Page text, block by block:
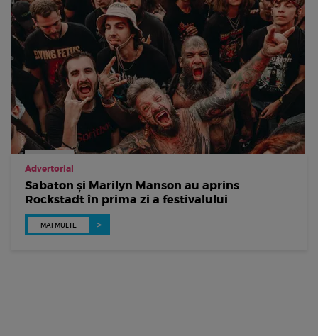
Advertorial
Sabaton și Marilyn Manson au aprins
Rockstadt în prima zi a festivalului
MAI MULTE